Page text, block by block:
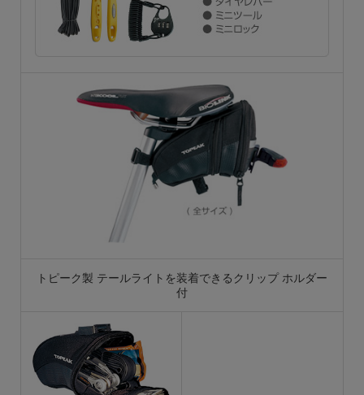
トピーク製 テールライトを装着できるクリップ ホルダー
付